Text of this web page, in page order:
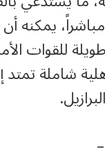
يمكنه
للقوات
شاملة تمتد